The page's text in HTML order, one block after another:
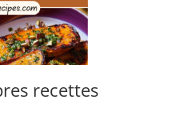
recettes